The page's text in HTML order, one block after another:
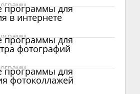
программы для
в интернете
программы для
фотографий
программы для
фотоколлажей